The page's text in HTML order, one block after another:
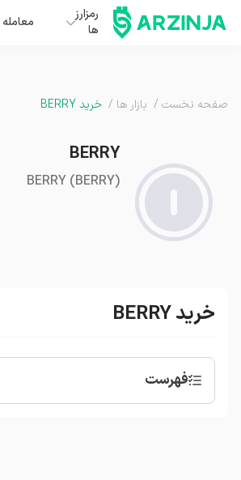
رمزارز
ها
معامله
صفحه نخست / بازار ها / خرید BERRY
BERRY
BERRY(BERRY)
خرید BERRY
فهرست